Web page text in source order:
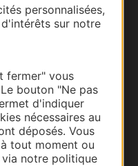
personnalisées,
sur notre
fermer" vous
bouton "Ne pas
d'indiquer
nécessaires au
déposés. Vous
tout moment ou
notre politique